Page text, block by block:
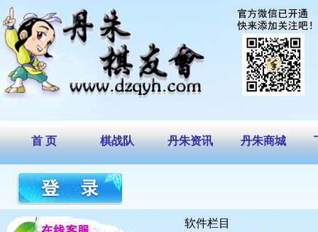
首 页 棋战队 丹朱资讯 丹朱商城
软件栏目